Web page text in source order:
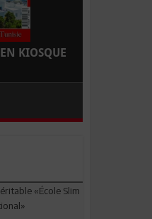
KIOSQUE
«École Slim